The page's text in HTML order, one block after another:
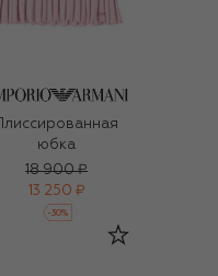
Плиссированная
юбка
18 900 ₽
13 250 ₽
-30%